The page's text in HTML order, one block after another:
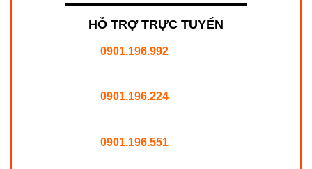
HỖ TRỢ TRỰC TUYẾN
0901.196.992
0901.196.224
0901.196.551